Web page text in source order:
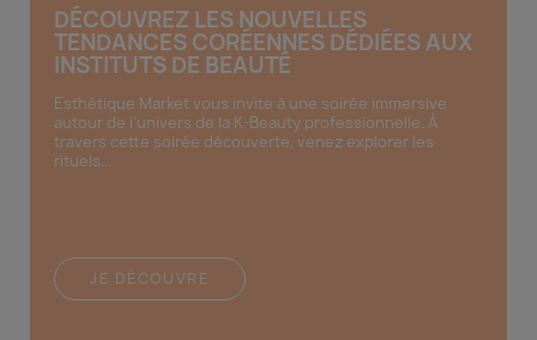
DÉCOUVREZ LES NOUVELLES
TENDANCES CORÉENNES DÉDIÉES AUX
INSTITUTS DE BEAUTÉ
Esthétique Market vous invite à une soirée immersive
autour de l’univers de la K-Beauty professionnelle. À
travers cette soirée découverte, venez explorer les
rituels...
JE DÉCOUVRE